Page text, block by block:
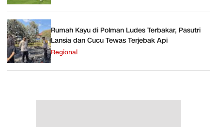
Rumah Kayu di Polman Ludes Terbakar, Pasutri
Lansia dan Cucu Tewas Terjebak Api
Regional